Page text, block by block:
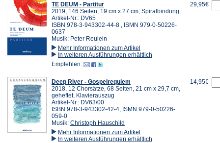
TE DEUM - Partitur
2019, 146 Seiten, 19 cm x 27 cm, Spiralbindung
Artikel-Nr.: DV65
ISBN 978-3-943302-44-8 , ISMN 979-0-50226-
0637
Musik: Peter Reulein
Mehr Informationen zum Artikel
In weiteren Ausführungen erhältlich
Empfehlen:
29,95€
Deep River - Gospelrequiem
2018, 12 Chorsätze, 68 Seiten, 21 cm x 29,7 cm,
geheftet, Klavierauszug
Artikel-Nr.: DV63/00
ISBN 978-3-943302-42-4, ISMN 979-0-50226-
059-0
Musik: Christoph Hauschild
Mehr Informationen zum Artikel
In weiteren Ausführungen erhältlich
14,95€